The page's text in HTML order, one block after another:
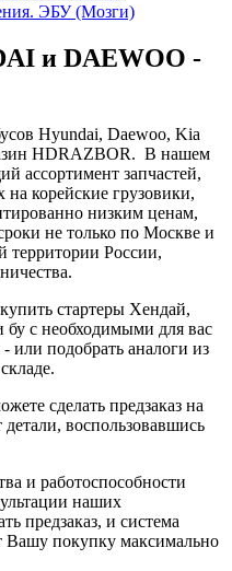
ЭБУ (Мозги)
и DAEWOO -
Hyundai, Daewoo, Kia
HDRAZBOR. В нашем
ассортимент запчастей,
корейские грузовики,
низким ценам,
не только по Москве и
территории России,
стартеры Хендай,
с необходимыми для вас
или подобрать аналоги из
сделать предзаказ на
воспользовавшись
и работоспособности
наших
предзаказ, и система
Вашу покупку максимально